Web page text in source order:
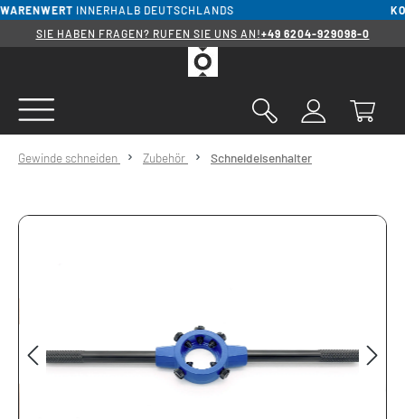
springen
INNERHALB DEUTSCHLANDS
SIE HABEN FRAGEN? RUFEN SIE UNS AN!+49 6204-929098-0
Gewinde schneiden Zubehör Schneideisenhalter
Bildergalerie überspringen